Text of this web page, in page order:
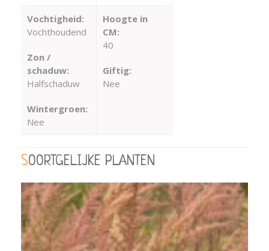
Vochtigheid:
Vochthoudend
Zon /
schaduw:
Halfschaduw
Wintergroen:
Nee
Hoogte in
CM:
40
Giftig:
Nee
SOORTGELIJKE PLANTEN